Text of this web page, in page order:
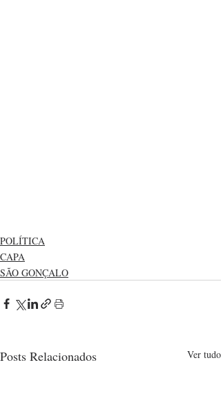
POLÍTICA
CAPA
SÃO GONÇALO
Posts Relacionados Ver tudo